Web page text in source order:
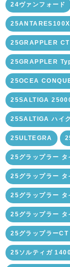
24ヴァンフォード
25GRAPPLER
25GRAPPLER
25OCEA
25SALTIGA
25SALTIGA ハイ
25ULTEGRA
25グラップラー タ
25グラップラー
25グラップラー
25グラップラー
25グラップラー
25ソルティガ